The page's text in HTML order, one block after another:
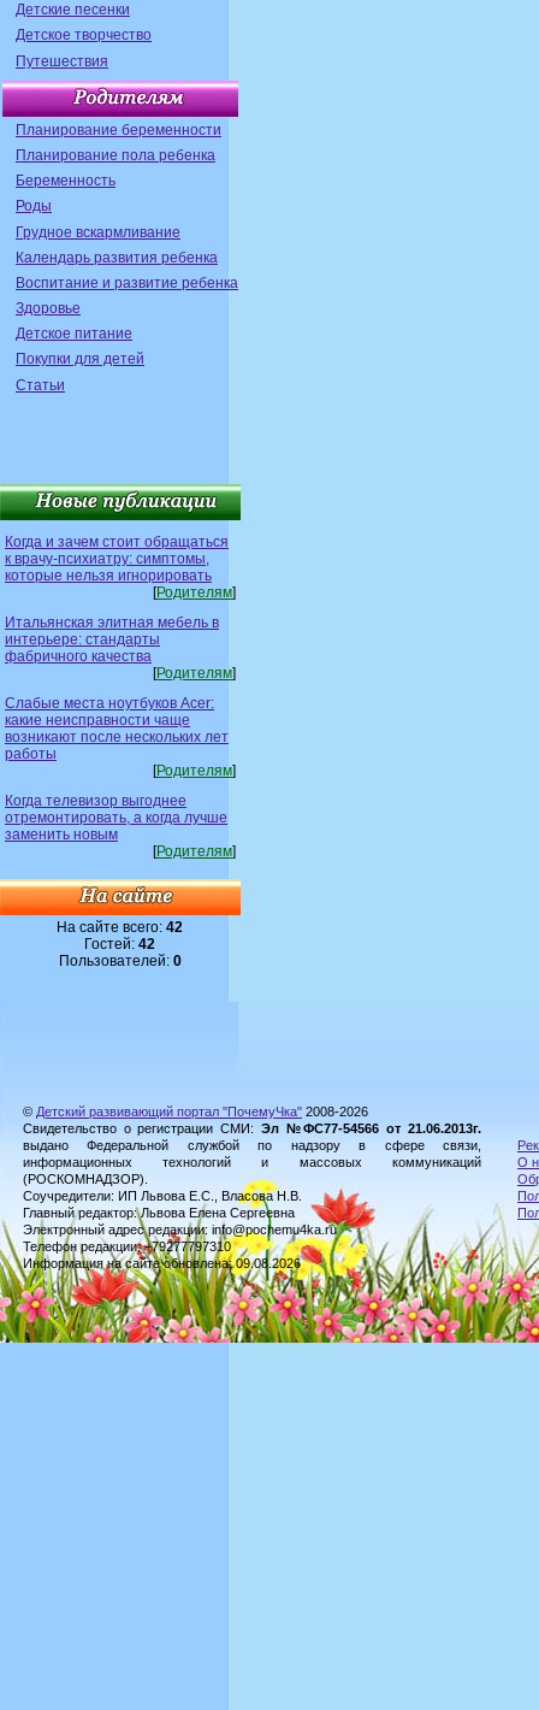
Детские песенки
Детское творчество
Путешествия
Планирование беременности
Планирование пола ребенка
Беременность
Роды
Грудное вскармливание
Календарь развития ребенка
Воспитание и развитие ребенка
Здоровье
Детское питание
Покупки для детей
Статьи
Когда и зачем стоит обращаться
к врачу-психиатру: симптомы,
которые нельзя игнорировать
[Родителям]
Итальянская элитная мебель в
интерьере: стандарты
фабричного качества
[Родителям]
Слабые места ноутбуков Acer:
какие неисправности чаще
возникают после нескольких лет
работы
[Родителям]
Когда телевизор выгоднее
отремонтировать, а когда лучше
заменить новым
[Родителям]
На сайте всего:42
Гостей:42
Пользователей: 0
© Детский развивающий портал "ПочемуЧка" 2008-2026
Свидетельство о регистрации СМИ: Эл №ФС77-54566 от 21.06.2013г.
выдано Федеральной службой по надзору в сфере связи,
информационных технологий и массовых коммуникаций
(РОСКОМНАДЗОР).
Соучредители: ИП Львова Е.С., Власова Н.В.
Главный редактор: Львова Елена Сергеевна
Электронный адрес редакции: info@pochemu4ka.ru
Телефон редакции: +79277797310
Информация на сайте обновлена: 09.08.2026
О